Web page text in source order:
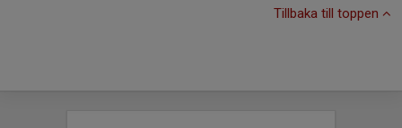
Tillbaka till toppen